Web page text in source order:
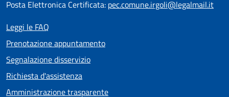
Posta Elettronica Certificata: pec.comune.irgoli@legalmail.it
Leggi le FAQ
Prenotazione appuntamento
Segnalazione disservizio
Richiesta d'assistenza
Amministrazione trasparente